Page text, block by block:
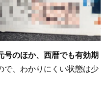
号のほか、西暦でも有効期
で、わかりにくい状態は少